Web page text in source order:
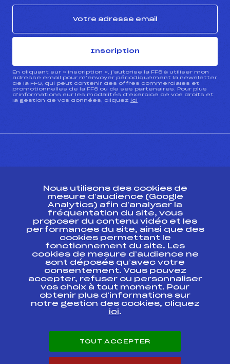
Inscription
En cliquant sur « inscription », j’autorise la FFS à utiliser mon
adresse email pour m’envoyer périodiquement la newsletter
de la FFS, qui peut contenir des offres commerciales et
promotionnelles de la FFS ou de ses partenaires. Pour plus
d’informations sur les modalités d’exercice de vos droits et
la gestion de vos données, cliquez ici
Ressources
Pass’Neige
Projet sportif fédéral
Projet de performance fédéral
Antidopage
Pôle Développement, Formation, Suivi
Scientifique
Listes ministérielles
Pôle vie de l’athlète
Enseignement professionnel
Carrières
Nous utilisons des cookies de
mesure d’audience (Google
Analytics) afin d’analyser la
fréquentation du site, vous
proposer du contenu vidéo et les
performances du site, ainsi que des
cookies permettant le
fonctionnement du site. Les
cookies de mesure d’audience ne
sont déposés qu’avec votre
consentement. Vous pouvez
accepter, refuser ou personnaliser
vos choix à tout moment. Pour
obtenir plus d'informations sur
notre gestion des cookies, cliquez
ici.
TOUT ACCEPTER